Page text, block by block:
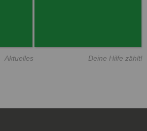
Aktuelles Deine Hilfe zählt!